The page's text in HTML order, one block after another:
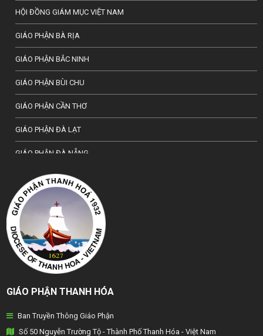
HỘI ĐỒNG GIÁM MỤC VIỆT NAM
GIÁO PHẬN BÀ RỊA
GIÁO PHẬN BẮC NINH
GIÁO PHẬN BÙI CHU
GIÁO PHẬN CẦN THƠ
GIÁO PHẬN ĐÀ LẠT
GIÁO PHẬN ĐÀ NẴNG
TỔNG GIÁO PHẬN HÀ NỘI
GIÁO PHẬN HẢI PHÒNG
TỔNG GIÁO PHẬN HUẾ
GIÁO PHẬN HƯNG HOÁ
GIÁO PHẬN KON TUM
GIÁO PHẬN LẠNG SƠN
GIÁO PHẬN LONG XUYÊN
GIÁO PHẬN THANH HÓA
Ban Truyền Thông Giáo Phận
Số 50 Nguyễn Trường Tộ - Thành Phố Thanh Hóa - Việt Nam